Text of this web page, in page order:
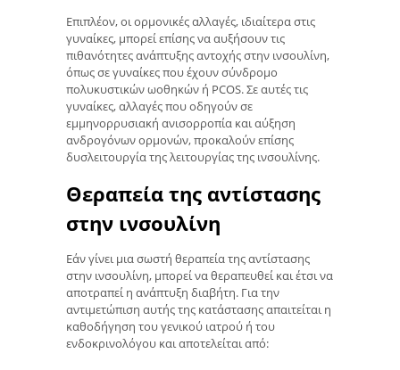
Επιπλέον, οι ορμονικές αλλαγές, ιδιαίτερα στις
γυναίκες, μπορεί επίσης να αυξήσουν τις
πιθανότητες ανάπτυξης αντοχής στην ινσουλίνη,
όπως σε γυναίκες που έχουν σύνδρομο
πολυκυστικών ωοθηκών ή PCOS. Σε αυτές τις
γυναίκες, αλλαγές που οδηγούν σε
εμμηνορρυσιακή ανισορροπία και αύξηση
ανδρογόνων ορμονών, προκαλούν επίσης
δυσλειτουργία της λειτουργίας της ινσουλίνης.
Θεραπεία της αντίστασης
στην ινσουλίνη
Εάν γίνει μια σωστή θεραπεία της αντίστασης
στην ινσουλίνη, μπορεί να θεραπευθεί και έτσι να
αποτραπεί η ανάπτυξη διαβήτη. Για την
αντιμετώπιση αυτής της κατάστασης απαιτείται η
καθοδήγηση του γενικού ιατρού ή του
ενδοκρινολόγου και αποτελείται από: